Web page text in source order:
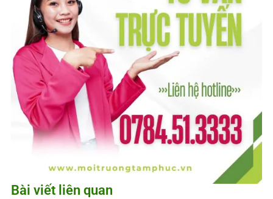
Bài viết liên quan